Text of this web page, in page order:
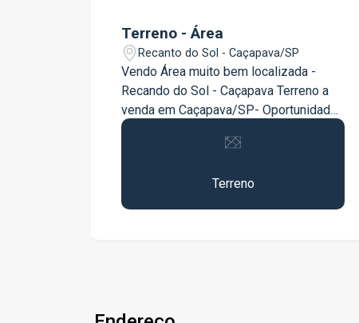
Terreno - Área
Recanto do Sol - Caçapava/SP
Vendo Área muito bem localizada -
Recando do Sol - Caçapava Terreno a
venda em Caçapava/SP- Oportunidade
para investidores,- 5.300m²,- Excelente
localização,- Pode ser usado para
industrialVale à pena conferir!
Terreno